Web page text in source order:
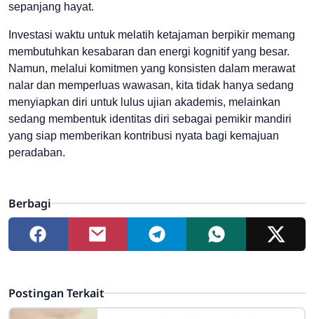
sepanjang hayat.
Investasi waktu untuk melatih ketajaman berpikir memang
membutuhkan kesabaran dan energi kognitif yang besar.
Namun, melalui komitmen yang konsisten dalam merawat
nalar dan memperluas wawasan, kita tidak hanya sedang
menyiapkan diri untuk lulus ujian akademis, melainkan
sedang membentuk identitas diri sebagai pemikir mandiri
yang siap memberikan kontribusi nyata bagi kemajuan
peradaban.
Berbagi
Postingan Terkait